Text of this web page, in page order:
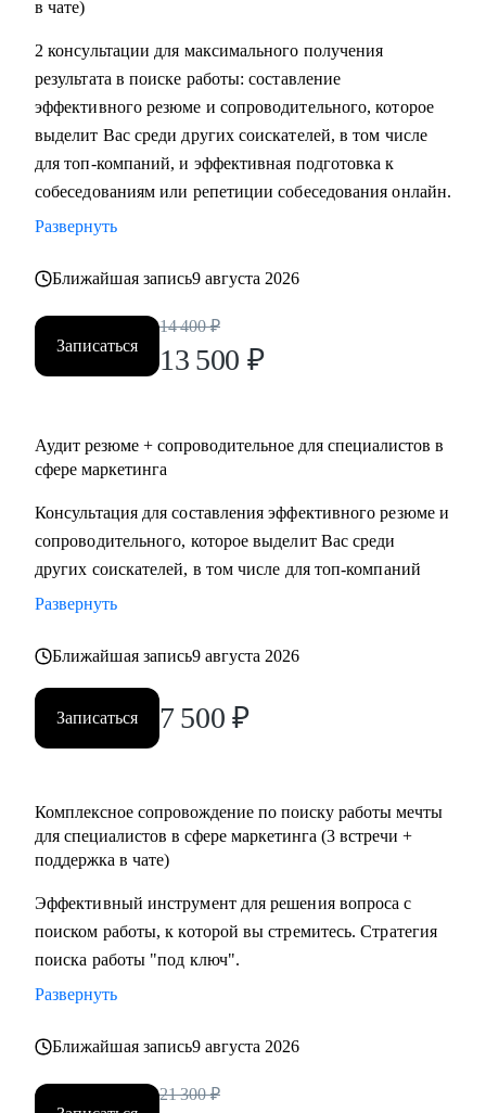
в чате)
2 консультации для максимального получения
результата в поиске работы: составление
эффективного резюме и сопроводительного, которое
выделит Вас среди других соискателей, в том числе
для топ-компаний, и эффективная подготовка к
собеседованиям или репетиции собеседования онлайн.
Развернуть
Ближайшая запись9 августа 2026
Записаться
14 400 ₽
13 500 ₽
Аудит резюме + сопроводительное для специалистов в
сфере маркетинга
Консультация для составления эффективного резюме и
сопроводительного, которое выделит Вас среди
других соискателей, в том числе для топ-компаний
Развернуть
Ближайшая запись9 августа 2026
Записаться 7 500 ₽
Комплексное сопровождение по поиску работы мечты
для специалистов в сфере маркетинга (3 встречи +
поддержка в чате)
Эффективный инструмент для решения вопроса с
поиском работы, к которой вы стремитесь. Стратегия
поиска работы "под ключ".
Развернуть
Ближайшая запись9 августа 2026
21 300 ₽